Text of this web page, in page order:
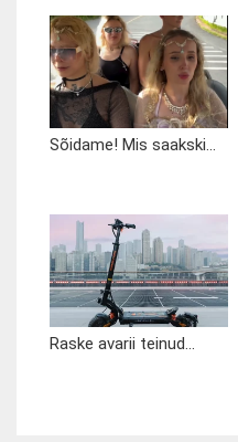
Sõidame! Mis saakski...
Raske avarii teinud...